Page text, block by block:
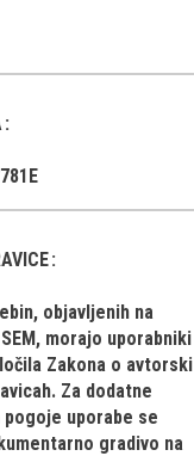
objavljenih na
morajo uporabniki
Zakona o avtorski
Za dodatne
uporabe se
gradivo na